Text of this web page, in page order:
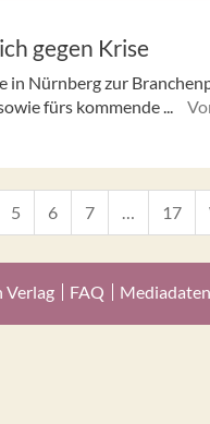
gegen Krise
in Nürnberg zur
fürs kommende ...
5 6 7 … 17
Verlag FAQ Mediadaten